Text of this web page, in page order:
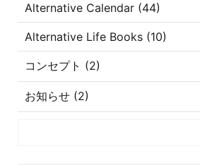
Alternative Calendar (44)
Alternative Life Books (10)
コンセプト (2)
お知らせ (2)